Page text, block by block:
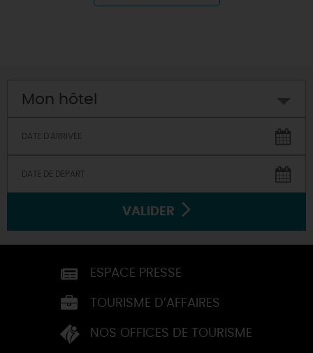
Mon hôtel
VALIDER
ESPACE PRESSE
TOURISME D’AFFAIRES
NOS OFFICES DE TOURISME